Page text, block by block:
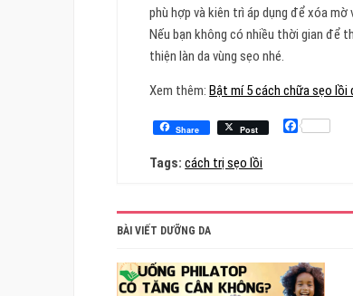
phù hợp và kiên trì áp dụng để xóa mờ
Nếu bạn không có nhiều thời gian để
thiện làn da vùng sẹo nhé.
Xem thêm:Bật mí 5 cách chữa sẹo lồi
Share Post Facebook
Tags: cách trị sẹo lồi
BÀI VIẾT DƯỠNG DA